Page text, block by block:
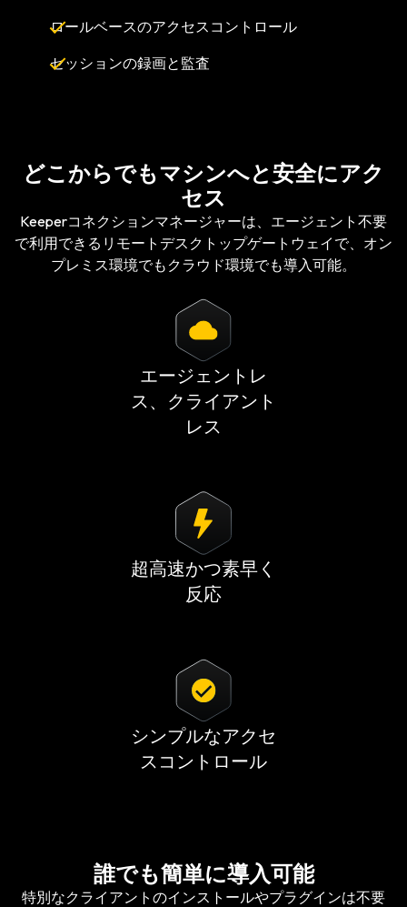
ロールベースのアクセスコントロール
セッションの録画と監査
どこからでもマシンへと安全にアク
セス
Keeperコネクションマネージャーは、エージェント不要
で利用できるリモートデスクトップゲートウェイで、オン
プレミス環境でもクラウド環境でも導入可能。
エージェントレ
ス、クライアント
レス
超高速かつ素早く
反応
シンプルなアクセ
スコントロール
誰でも簡単に導入可能
特別なクライアントのインストールやプラグインは不要